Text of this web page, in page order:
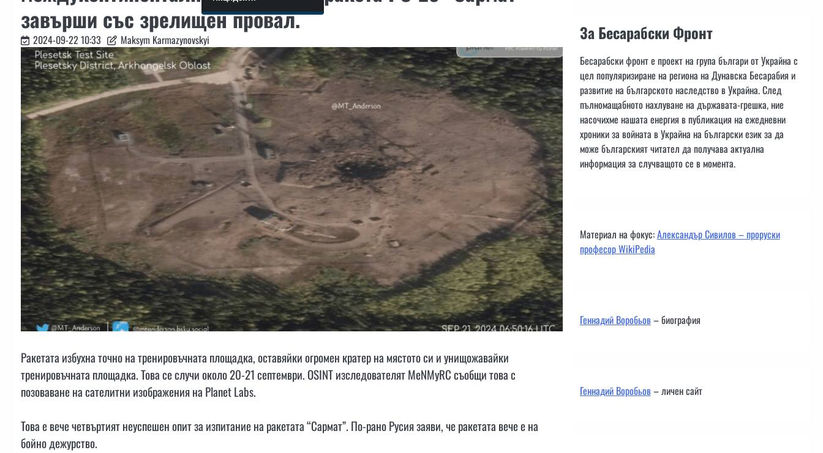
завърши със зрелищен провал.
2024-09-22 10:33 Maksym Karmazynovskyi
Ракетата избухна точно на тренировъчната площадка, оставяйки огромен кратер на мястото си и унищожавайки
тренировъчната площадка. Това се случи около 20-21 септември. OSINT изследователят MeNMyRC съобщи това с
позоваване на сателитни изображения на Planet Labs.
Това е вече четвъртият неуспешен опит за изпитание на ракетата “Сармат”. По-рано Русия заяви, че ракетата вече е на
бойно дежурство.
За Бесарабски Фронт
Бесарабски фронт е проект на група българи от Украйна с
цел популяризиране на региона на Дунавска Бесарабия и
развитие на българското наследство в Украйна. След
пълномащабното нахлуване на държавата-грешка, ние
насочихме нашата енергия в публикация на ежедневни
хроники за войната в Украйна на български език за да
може българският читател да получава актуална
информация за случващото се в момента.
Материал на фокус:Александър Сивилов – проруски
професор WikiPedia
Геннадий Воробьов– биография
Геннадий Воробьов– личен сайт